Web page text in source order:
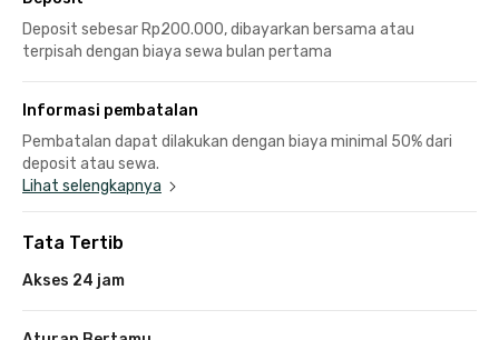
Deposit sebesar Rp200.000, dibayarkan bersama atau
terpisah dengan biaya sewa bulan pertama
Informasi pembatalan
Pembatalan dapat dilakukan dengan biaya minimal 50% dari
deposit atau sewa.
Lihat selengkapnya
Tata Tertib
Akses 24 jam